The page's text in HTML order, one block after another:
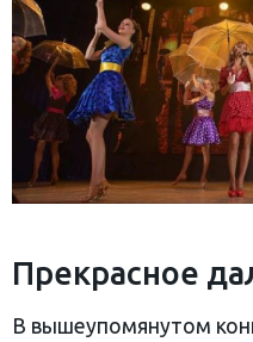
Прекрасное
В вышеупомянутом